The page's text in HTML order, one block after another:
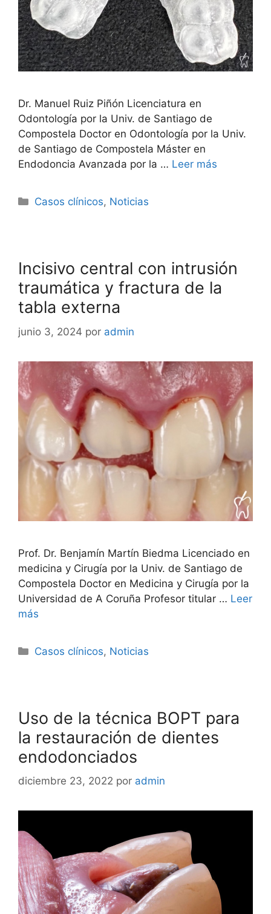
Dr. Manuel Ruiz Piñón Licenciatura en
Odontología por la Univ. de Santiago de
Compostela Doctor en Odontología por la Univ.
de Santiago de Compostela Máster en
Endodoncia Avanzada por la … Leer más
Casos clínicos, Noticias
Incisivo central con intrusión
traumática y fractura de la
tabla externa
junio 3, 2024 por admin
Prof. Dr. Benjamín Martín Biedma Licenciado en
medicina y Cirugía por la Univ. de Santiago de
Compostela Doctor en Medicina y Cirugía por la
Universidad de A Coruña Profesor titular … Leer
más
Casos clínicos, Noticias
Uso de la técnica BOPT para
la restauración de dientes
endodonciados
diciembre 23, 2022 por admin